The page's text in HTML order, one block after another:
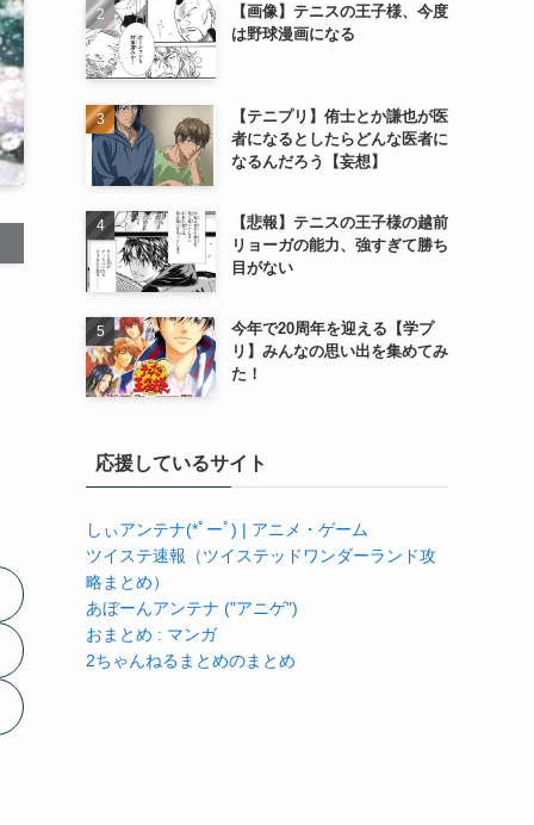
【画像】テニスの王子様、今度
は野球漫画になる
【テニプリ】侑士とか謙也が医
者になるとしたらどんな医者に
なるんだろう【妄想】
【悲報】テニスの王子様の越前
リョーガの能力、強すぎて勝ち
目がない
今年で20周年を迎える【学プ
リ】みんなの思い出を集めてみ
た！
応援しているサイト
しぃアンテナ(*ﾟーﾟ) | アニメ・ゲーム
ツイステ速報（ツイステッドワンダーランド攻
略まとめ）
あぼーんアンテナ ("アニゲ")
おまとめ : マンガ
2ちゃんねるまとめのまとめ